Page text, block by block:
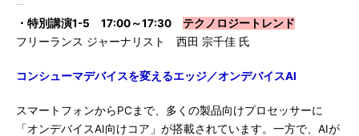
・特別講演1-5 17:00～17:30 テクノロジートレンド
フリーランス ジャーナリスト 西田 宗千佳 氏
コンシューマデバイスを変えるエッジ／オンデバイスAI
スマートフォンからPCまで、多くの製品向けプロセッサーに
「オンデバイスAI向けコア」が搭載されています。一方で、AIが